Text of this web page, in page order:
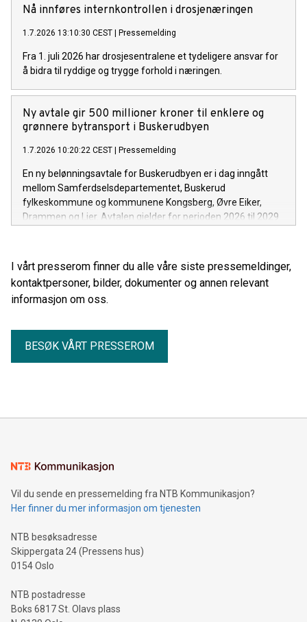
fremskynde overgangen til nullutslippsvarebiler.
Nå innføres internkontrollen i drosjenæringen
1.7.2026 13:10:30 CEST Pressemelding
Fra 1. juli 2026 har drosjesentralene et tydeligere ansvar for
å bidra til ryddige og trygge forhold i næringen.
Ny avtale gir 500 millioner kroner til enklere og
grønnere bytransport i Buskerudbyen
1.7.2026 10:20:22 CEST Pressemelding
En ny belønningsavtale for Buskerudbyen er i dag inngått
mellom Samferdselsdepartementet, Buskerud
fylkeskommune og kommunene Kongsberg, Øvre Eiker,
Drammen og Lier. Avtalen gjelder for perioden 2026 til 2029
persontransport med bil.
I vårt presserom finner du alle våre siste pressemeldinger,
kontaktpersoner, bilder, dokumenter og annen relevant
informasjon om oss.
BESØK VÅRT PRESSEROM
Vil du sende en pressemelding fra NTB Kommunikasjon?
Her finner du mer informasjon om tjenesten
NTB besøksadresse
Skippergata 24 (Pressens hus)
0154 Oslo
NTB postadresse
Boks 6817 St. Olavs plass